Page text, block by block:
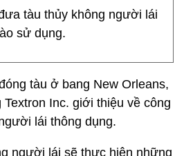
tàu thủy không người lái
sử dụng.
tàu ở bang New Orleans,
Inc. giới thiệu về công
lái thông dụng.
người lái sẽ thực hiện những